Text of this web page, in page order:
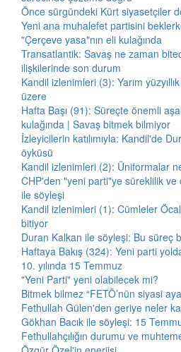
Önce sürgündeki Kürt siyasetçiler
Yeni ana muhalefet partisini
"Çerçeve yasa"nın eli kulağında
Transatlantik: Savaş ne zaman
ilişkilerinde son durum
Kandil izlenimleri (3): Yarım
üzere
Hafta Başı (91): Süreçte önemli
kulağında | Savaş bitmek bilmiyor
İzleyicilerin katılımıyla: Kandil'de
öyküsü
Kandil izlenimleri (2): Üniformalar
CHP'den "yeni parti"ye süreklilik
ile söyleşi
Kandil izlenimleri (1): Cümleler
bitiyor
Duran Kalkan ile söyleşi: Bu süreç
Haftaya Bakış (324): Yeni parti
10. yılında 15 Temmuz
"Yeni Parti" yeni olabilecek mi?
Bitmek bilmez “FETÖ’nün siyasi
Fethullah Gülen'den geriye neler
Gökhan Bacık ile söyleşi: 15
Fethullahçılığın durumu ve